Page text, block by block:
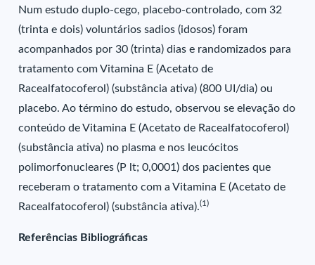
Num estudo duplo-cego, placebo-controlado, com 32
(trinta e dois) voluntários sadios (idosos) foram
acompanhados por 30 (trinta) dias e randomizados para
tratamento com Vitamina E (Acetato de
Racealfatocoferol) (substância ativa) (800 UI/dia) ou
placebo. Ao término do estudo, observou se elevação do
conteúdo de Vitamina E (Acetato de Racealfatocoferol)
(substância ativa) no plasma e nos leucócitos
polimorfonucleares (P lt; 0,0001) dos pacientes que
receberam o tratamento com a Vitamina E (Acetato de
Racealfatocoferol) (substância ativa).(1)
Referências Bibliográficas